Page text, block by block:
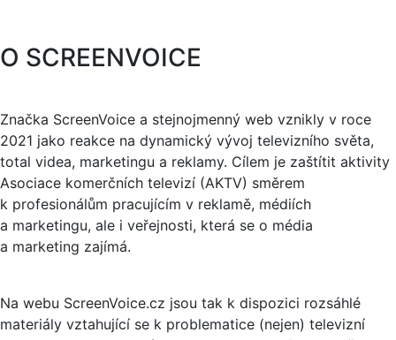
O SCREENVOICE
Značka ScreenVoice a stejnojmenný web vznikly v roce
2021 jako reakce na dynamický vývoj televizního světa,
total videa, marketingu a reklamy. Cílem je zaštítit aktivity
Asociace komerčních televizí (AKTV) směrem
k profesionálům pracujícím v reklamě, médiích
a marketingu, ale i veřejnosti, která se o média
a marketing zajímá.
Na webu ScreenVoice.cz jsou tak k dispozici rozsáhlé
materiály vztahující se k problematice (nejen) televizní